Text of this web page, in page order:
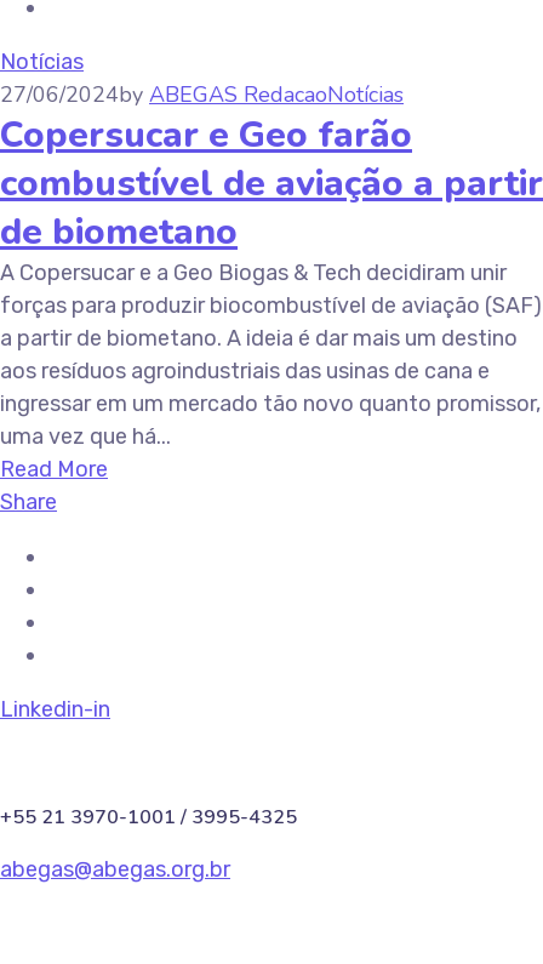
Notícias
27/06/2024by ABEGAS RedacaoNotícias
Copersucar e Geo farão
combustível de aviação a partir
de biometano
A Copersucar e a Geo Biogas & Tech decidiram unir
forças para produzir biocombustível de aviação (SAF)
a partir de biometano. A ideia é dar mais um destino
aos resíduos agroindustriais das usinas de cana e
ingressar em um mercado tão novo quanto promissor,
uma vez que há...
Read More
Share
Linkedin-in
+55 21 3970-1001 / 3995-4325
abegas@abegas.org.br